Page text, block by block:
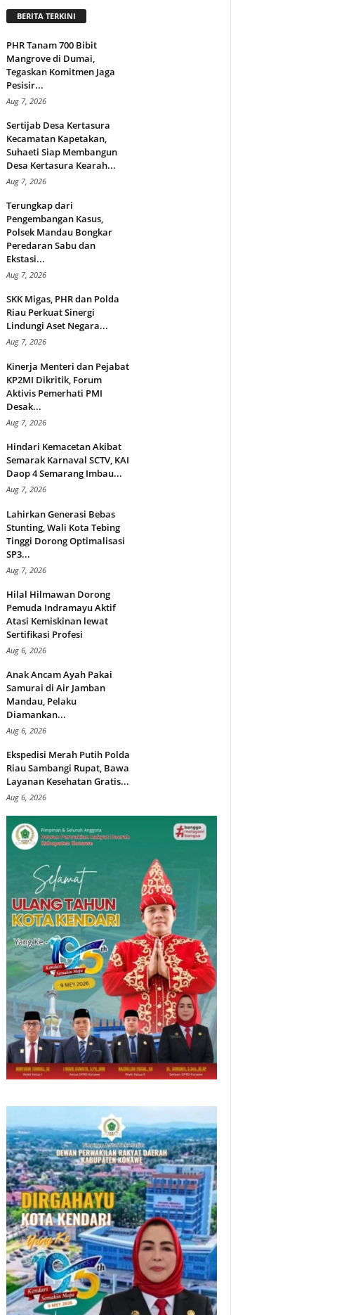
BERITA TERKINI
PHR Tanam 700 Bibit
Mangrove di Dumai,
Tegaskan Komitmen Jaga
Pesisir...
Aug 7, 2026
Sertijab Desa Kertasura
Kecamatan Kapetakan,
Suhaeti Siap Membangun
Desa Kertasura Kearah...
Aug 7, 2026
Terungkap dari
Pengembangan Kasus,
Polsek Mandau Bongkar
Peredaran Sabu dan
Ekstasi...
Aug 7, 2026
SKK Migas, PHR dan Polda
Riau Perkuat Sinergi
Lindungi Aset Negara...
Aug 7, 2026
Kinerja Menteri dan Pejabat
KP2MI Dikritik, Forum
Aktivis Pemerhati PMI
Desak...
Aug 7, 2026
Hindari Kemacetan Akibat
Semarak Karnaval SCTV, KAI
Daop 4 Semarang Imbau...
Aug 7, 2026
Lahirkan Generasi Bebas
Stunting, Wali Kota Tebing
Tinggi Dorong Optimalisasi
SP3...
Aug 7, 2026
Hilal Hilmawan Dorong
Pemuda Indramayu Aktif
Atasi Kemiskinan lewat
Sertifikasi Profesi
Aug 6, 2026
Anak Ancam Ayah Pakai
Samurai di Air Jamban
Mandau, Pelaku
Diamankan...
Aug 6, 2026
Ekspedisi Merah Putih Polda
Riau Sambangi Rupat, Bawa
Layanan Kesehatan Gratis...
Aug 6, 2026